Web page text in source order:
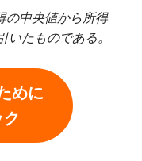
の中央値から所得
たものである。
めに